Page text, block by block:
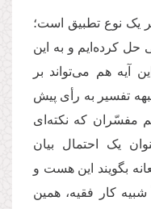
یک نوع تطبیق است؛
حل کرده‌ایم و به این
آیه هم می‌تواند بر
تفسیر به رأی پیش
هم مفسّران که نکته‌ای
یک احتمال بیان
بگویند این هست و
کار فقیه، همین